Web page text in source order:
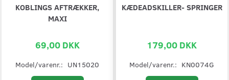
KOBLINGS AFTRÆKKER,
MAXI
69,00 DKK
Model/varenr.: UN15020
KÆDEADSKILLER- SPRINGER
179,00 DKK
Model/varenr.: KN0074G